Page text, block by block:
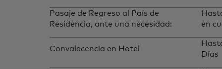
Pasaje de Regreso al País de
Residencia, ante una necesidad:
en
Convalecencia en Hotel
Días